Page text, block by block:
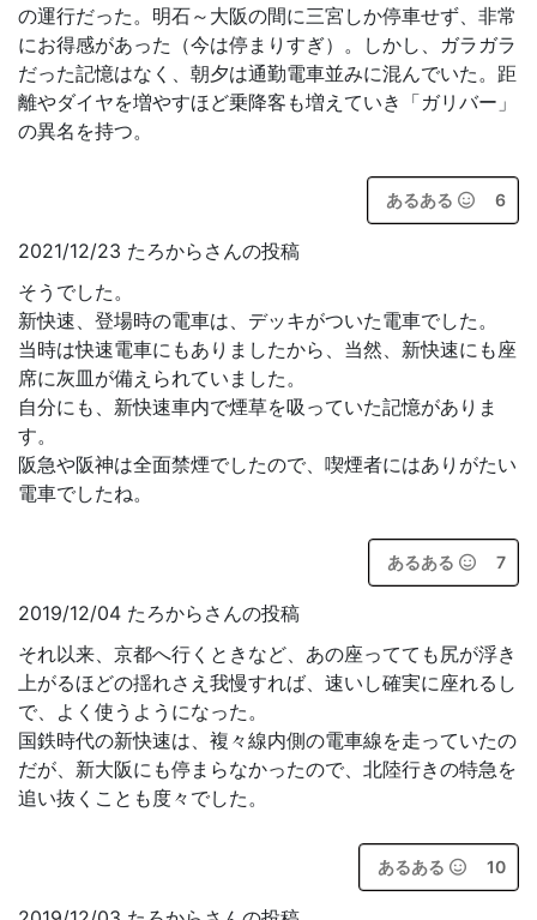
の運行だった。明石～大阪の間に三宮しか停車せず、非常
にお得感があった（今は停まりすぎ）。しかし、ガラガラ
だった記憶はなく、朝夕は通勤電車並みに混んでいた。距
離やダイヤを増やすほど乗降客も増えていき「ガリバー」
の異名を持つ。
あるある 6
2021/12/23 たろからさんの投稿
そうでした。
新快速、登場時の電車は、デッキがついた電車でした。
当時は快速電車にもありましたから、当然、新快速にも座
席に灰皿が備えられていました。
自分にも、新快速車内で煙草を吸っていた記憶がありま
す。
阪急や阪神は全面禁煙でしたので、喫煙者にはありがたい
電車でしたね。
あるある 7
2019/12/04 たろからさんの投稿
それ以来、京都へ行くときなど、あの座ってても尻が浮き
上がるほどの揺れさえ我慢すれば、速いし確実に座れるし
で、よく使うようになった。
国鉄時代の新快速は、複々線内側の電車線を走っていたの
だが、新大阪にも停まらなかったので、北陸行きの特急を
追い抜くことも度々でした。
あるある 10